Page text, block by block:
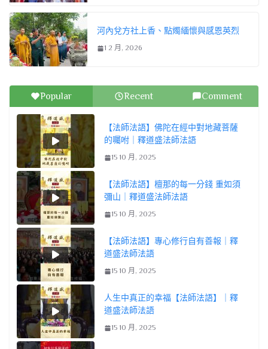
河內兌方社上香、點燭緬懷與感恩英烈
1 2 月, 2026
Popular Recent Comment
【法師法語】佛陀在經中對地藏菩薩
的囑咐｜釋道盛法師法語
15 10 月, 2025
【法師法語】檀那的每一分錢 重如須
彌山｜釋道盛法師法語
15 10 月, 2025
【法師法語】專心修行自有善報｜釋
道盛法師法語
15 10 月, 2025
人生中真正的幸福【法師法語】｜釋
道盛法師法語
15 10 月, 2025